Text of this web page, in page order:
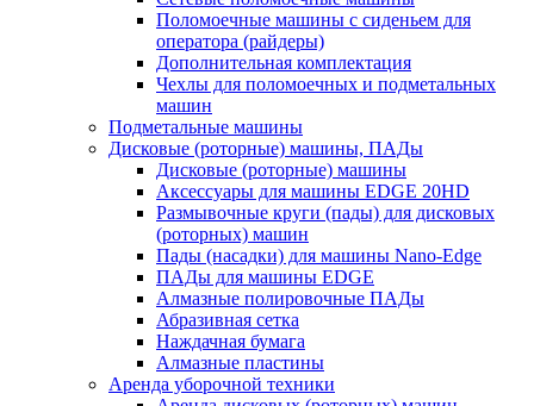
Поломоечные машины с сиденьем для
оператора (райдеры)
Дополнительная комплектация
Чехлы для поломоечных и подметальных
машин
Подметальные машины
Дисковые (роторные) машины, ПАДы
Дисковые (роторные) машины
Аксессуары для машины EDGE 20HD
Размывочные круги (пады) для дисковых
(роторных) машин
Пады (насадки) для машины Nano-Edge
ПАДы для машины EDGE
Алмазные полировочные ПАДы
Абразивная сетка
Наждачная бумага
Алмазные пластины
Аренда уборочной техники